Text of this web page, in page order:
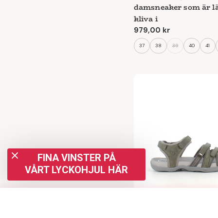
damsneaker som är
kliva i
Ordinarie
pris
979,00 kr
37 38 39 40 41
FINA VINSTER PÅ
VÅRT LYCKOHJUL HÄR